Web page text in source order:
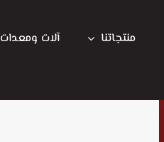
منتجاتنا آلات ومعدات